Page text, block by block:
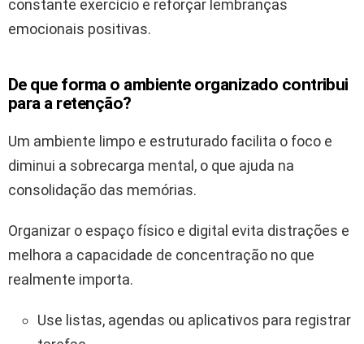
constante exercício e reforçar lembranças
emocionais positivas.
De que forma o ambiente organizado contribui
para a retenção?
Um ambiente limpo e estruturado facilita o foco e
diminui a sobrecarga mental, o que ajuda na
consolidação das memórias.
Organizar o espaço físico e digital evita distrações e
melhora a capacidade de concentração no que
realmente importa.
Use listas, agendas ou aplicativos para registrar